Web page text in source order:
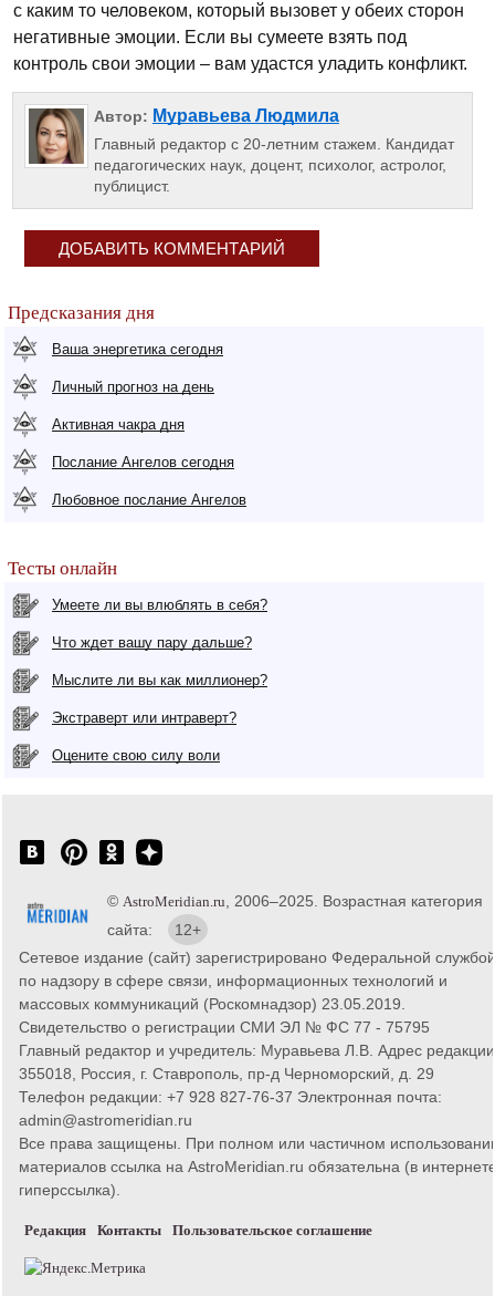
с каким то человеком, который вызовет у обеих сторон
негативные эмоции. Если вы сумеете взять под
контроль свои эмоции – вам удастся уладить конфликт.
Автор: Муравьева Людмила
Главный редактор с 20-летним стажем. Кандидат
педагогических наук, доцент, психолог, астролог,
публицист.
ДОБАВИТЬ КОММЕНТАРИЙ
Предсказания дня
Ваша энергетика сегодня
Личный прогноз на день
Активная чакра дня
Послание Ангелов сегодня
Любовное послание Ангелов
Тесты онлайн
Умеете ли вы влюблять в себя?
Что ждет вашу пару дальше?
Мыслите ли вы как миллионер?
Экстраверт или интраверт?
Оцените свою силу воли
© AstroMeridian.ru , 2006–2025. Возрастная категория
сайта:
12+
Сетевое издание (сайт) зарегистрировано Федеральной службой
по надзору в сфере связи, информационных технологий и
массовых коммуникаций (Роскомнадзор) 23.05.2019.
Свидетельство о регистрации СМИ ЭЛ № ФС 77 - 75795
Главный редактор и учредитель: Муравьева Л.В. Адрес
355018, Россия, г. Ставрополь, пр-д Черноморский, д. 29
Телефон редакции: +7 928 827-76-37 Электронная почта:
admin@astromeridian.ru
Все права защищены. При полном или частичном
материалов ссылка на AstroMeridian.ru обязательна (в
гиперссылка).
Редакция Контакты Пользовательское соглашение